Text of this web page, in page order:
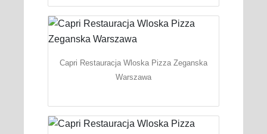
Capri Restauracja Wloska Pizza Zeganska
Warszawa